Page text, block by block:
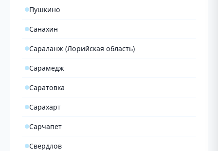
Пушкино
Санахин
Сараланж (Лорийская область)
Сарамедж
Саратовка
Сарахарт
Сарчапет
Свердлов